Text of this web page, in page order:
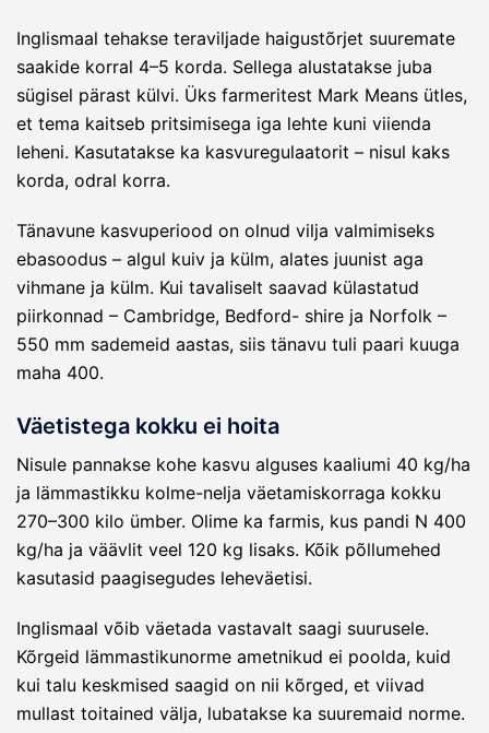
Inglismaal tehakse teraviljade haigustõrjet suuremate
saakide korral 4–5 korda. Sellega alustatakse juba
sügisel pärast külvi. Üks farmeritest Mark Means ütles,
et tema kaitseb pritsimisega iga lehte kuni viienda
leheni. Kasutatakse ka kasvuregulaatorit – nisul kaks
korda, odral korra.
Tänavune kasvuperiood on olnud vilja valmimiseks
ebasoodus – algul kuiv ja külm, alates juunist aga
vihmane ja külm. Kui tavaliselt saavad külastatud
piirkonnad – Cambridge, Bedford- shire ja Norfolk –
550 mm sademeid aastas, siis tänavu tuli paari kuuga
maha 400.
Väetistega kokku ei hoita
Nisule pannakse kohe kasvu alguses kaaliumi 40 kg/ha
ja lämmastikku kolme-nelja väetamiskorraga kokku
270–300 kilo ümber. Olime ka farmis, kus pandi N 400
kg/ha ja väävlit veel 120 kg lisaks. Kõik põllumehed
kasutasid paagisegudes leheväetisi.
Inglismaal võib väetada vastavalt saagi suurusele.
Kõrgeid lämmastikunorme ametnikud ei poolda, kuid
kui talu keskmised saagid on nii kõrged, et viivad
mullast toitained välja, lubatakse ka suuremaid norme.